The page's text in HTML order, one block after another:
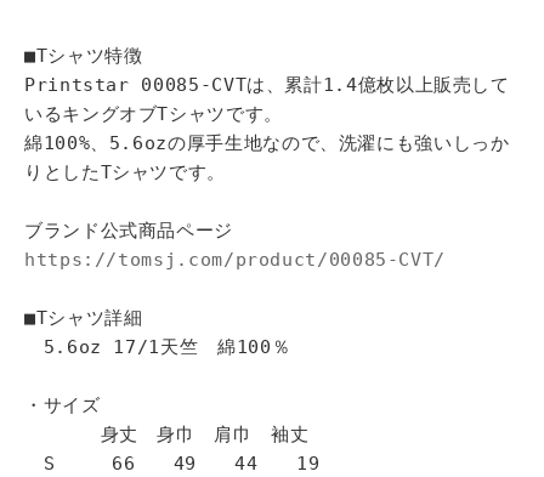
■Tシャツ特徴
Printstar 00085-CVTは、累計1.4億枚以上販売して
いるキングオブTシャツです。
綿100%、5.6ozの厚手生地なので、洗濯にも強いしっか
りとしたTシャツです。
ブランド公式商品ページ
https://tomsj.com/product/00085-CVT/
■Tシャツ詳細
5.6oz 17/1天竺 綿100％
・サイズ
身丈 身巾 肩巾 袖丈
S 66 49 44 19